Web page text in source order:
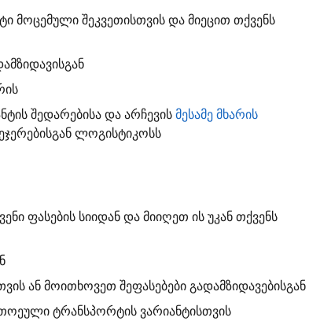
მოცემული შეკვეთისთვის და მიეცით თქვენს
შედარებისა და არჩევისმესამე მხარის
ლოგისტიკოსს
ფასების სიიდან და მიიღეთ ის უკან თქვენს
ან მოითხოვეთ შეფასებები გადამზიდავებისგან
ტრანსპორტის ვარიანტისთვის